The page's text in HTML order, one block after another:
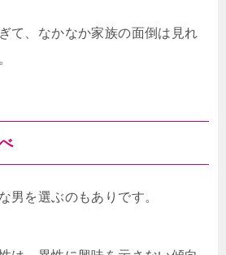
て、なかなか家族の面倒は見れ
男を選ぶのもありです。